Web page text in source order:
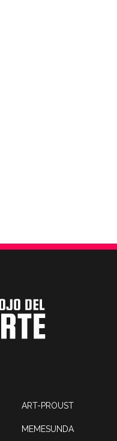
ART-PROUST
MEMESUNDA